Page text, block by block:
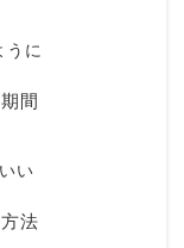
うに
間
い
法